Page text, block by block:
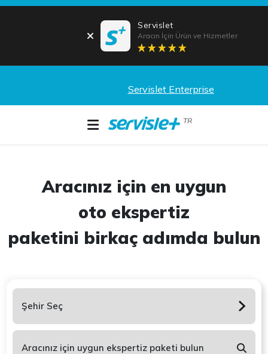
Servislet
Aracın İçin Ürün ve Hizmetler
Servislet Enterprise
TR
Aracınız için en uygun
oto ekspertiz
paketini birkaç adımda bulun
Şehir Seç
Aracınız için uygun ekspertiz paketi bulun